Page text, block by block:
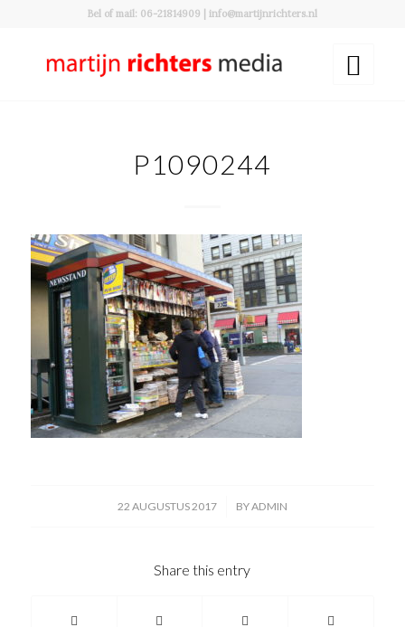
Bel of mail: 06-21814909 | info@martijnrichters.nl
P1090244
22 AUGUSTUS 2017
/ BYADMIN
Share this entry